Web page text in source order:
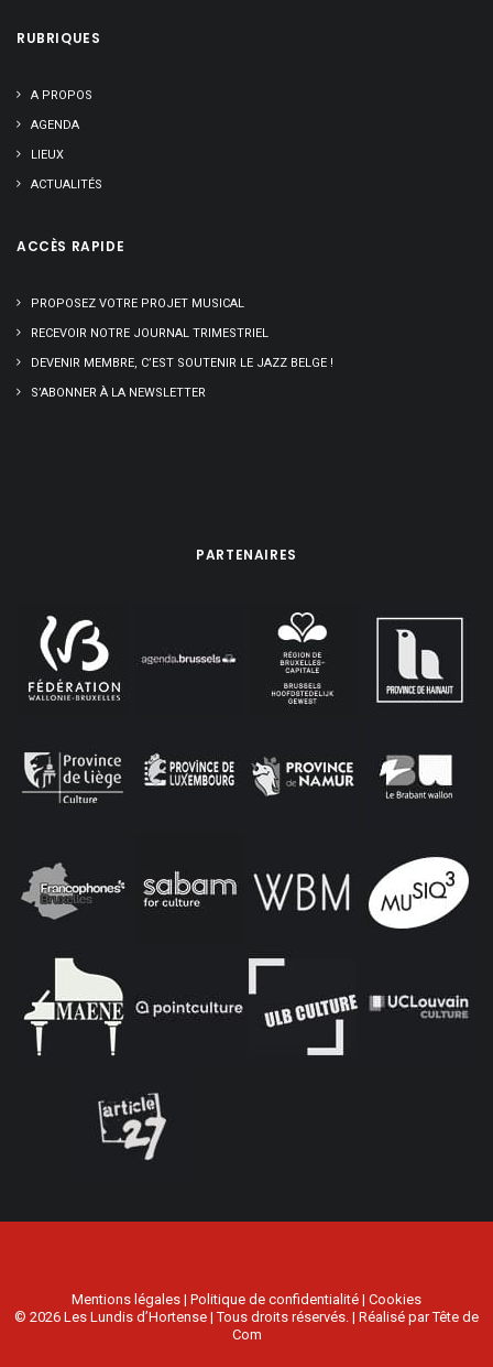
RUBRIQUES
A PROPOS
AGENDA
LIEUX
ACTUALITÉS
ACCÈS RAPIDE
PROPOSEZ VOTRE PROJET MUSICAL
RECEVOIR NOTRE JOURNAL TRIMESTRIEL
DEVENIR MEMBRE, C’EST SOUTENIR LE JAZZ BELGE !
S’ABONNER À LA NEWSLETTER
PARTENAIRES
Mentions légales | Politique de confidentialité | Cookies
© 2026 Les Lundis d’Hortense | Tous droits réservés. | Réalisé parTête de
Com